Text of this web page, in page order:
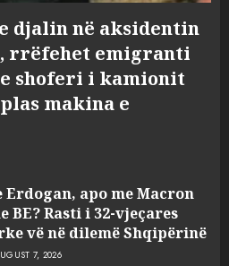
djalin në aksidentin
rrëfehet emigranti
shoferi i kamionit
makina e
Erdogan, apo me Macron
BE? Rasti i 32-vjeçares
vë në dilemë Shqipërinë
7, 2026